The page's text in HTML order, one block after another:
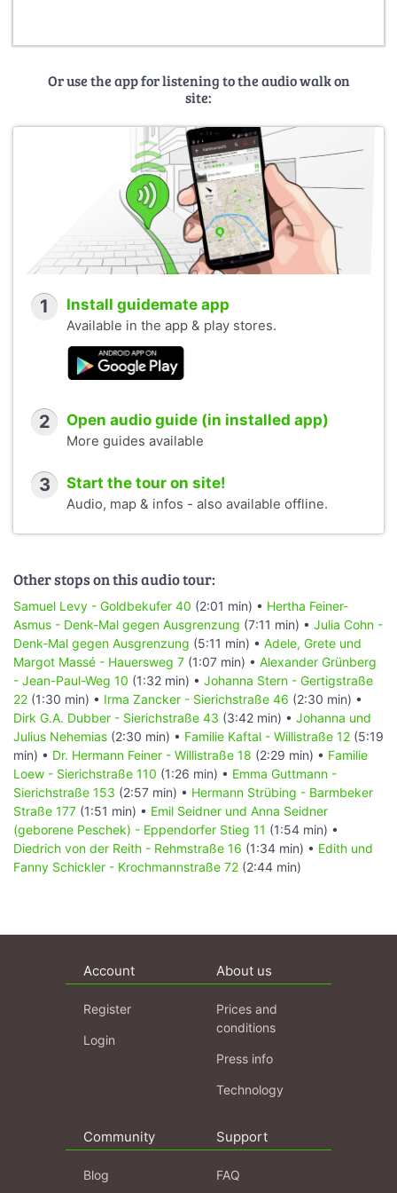
Or use the app for listening to the audio walk on
site:
1 Install guidemate app
Available in the app & play stores.
2 Open audio guide (in installed app)
More guides available
3 Start the tour on site!
Audio, map & infos - also available offline.
Other stops on this audio tour:
Samuel Levy - Goldbekufer 40 (2:01 min) • Hertha Feiner-
Asmus - Denk-Mal gegen Ausgrenzung (7:11 min) • Julia Cohn -
Denk-Mal gegen Ausgrenzung (5:11 min) • Adele, Grete und
Margot Massé - Hauersweg 7 (1:07 min) • Alexander Grünberg
- Jean-Paul-Weg 10 (1:32 min) • Johanna Stern - Gertigstraße
22 (1:30 min) • Irma Zancker - Sierichstraße 46 (2:30 min) •
Dirk G.A. Dubber - Sierichstraße 43 (3:42 min) • Johanna und
Julius Nehemias (2:30 min) • Familie Kaftal - Willistraße 12 (5:19
min) • Dr. Hermann Feiner - Willistraße 18 (2:29 min) • Familie
Loew - Sierichstraße 110 (1:26 min) • Emma Guttmann -
Sierichstraße 153 (2:57 min) • Hermann Strübing - Barmbeker
Straße 177 (1:51 min) • Emil Seidner und Anna Seidner
(geborene Peschek) - Eppendorfer Stieg 11 (1:54 min) •
Diedrich von der Reith - Rehmstraße 16 (1:34 min) • Edith und
Fanny Schickler - Krochmannstraße 72 (2:44 min)
Account
Register
Login
About us
Prices and
conditions
Press info
Technology
Community
Blog
Support
FAQ